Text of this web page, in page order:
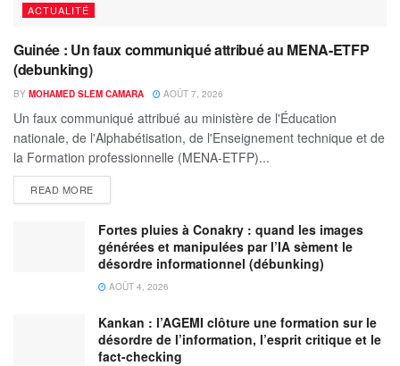
ACTUALITÉ
Guinée : Un faux communiqué attribué au MENA-ETFP
(debunking)
BY MOHAMED SLEM CAMARA AOÛT 7, 2026
Un faux communiqué attribué au ministère de l'Éducation
nationale, de l'Alphabétisation, de l'Enseignement technique et de
la Formation professionnelle (MENA-ETFP)...
READ MORE
Fortes pluies à Conakry : quand les images
générées et manipulées par l’IA sèment le
désordre informationnel (débunking)
AOÛT 4, 2026
Kankan : l’AGEMI clôture une formation sur le
désordre de l’information, l’esprit critique et le
fact-checking